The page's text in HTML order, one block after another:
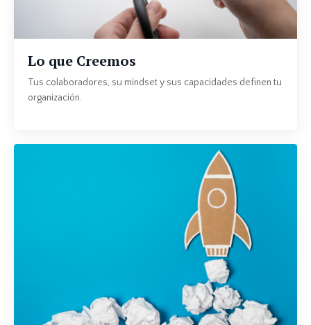
Lo que Creemos
Tus colaboradores, su mindset y sus capacidades definen tu
organización.